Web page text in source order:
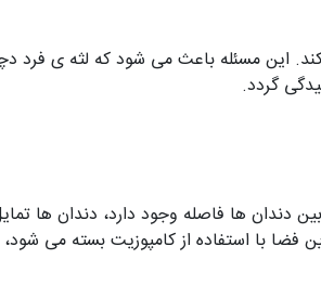
این مسئله باعث می شود که لثه ی فرد
گردد.
دندان ها فاصله وجود دارد، دندان ها
فضا با استفاده از کامپوزیت بسته می